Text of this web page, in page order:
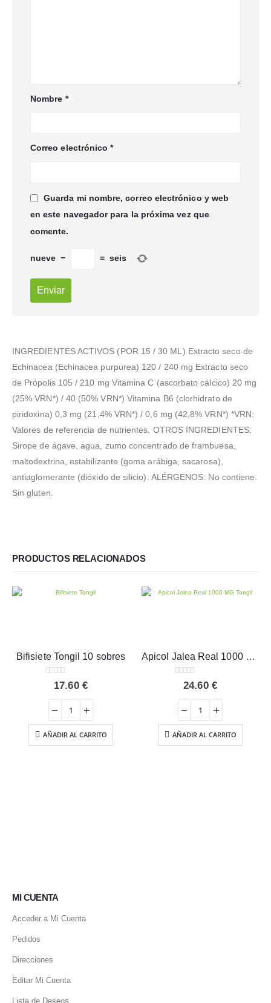
Nombre *
Correo electrónico*
Guarda mi nombre, correo electrónico y web
en este navegador para la próxima vez que
comente.
nueve − = seis
INGREDIENTES ACTIVOS (POR 15 / 30 ML) Extracto seco de
Echinacea (Echinacea purpurea) 120 / 240 mg Extracto seco
de Própolis 105 / 210 mg Vitamina C (ascorbato cálcico) 20 mg
(25% VRN*) / 40 (50% VRN*) Vitamina B6 (clorhidrato de
piridoxina) 0,3 mg (21,4% VRN*) / 0,6 mg (42,8% VRN*) *VRN:
Valores de referencia de nutrientes. OTROS INGREDIENTES:
Sirope de ágave, agua, zumo concentrado de frambuesa,
maltodextrina, estabilizante (goma arábiga, sacarosa),
antiaglomerante (dióxido de silicio). ALÉRGENOS: No contiene.
Sin gluten.
PRODUCTOS RELACIONADOS
Bifisiete Tongil 10 sobres
out of 5
17.60 €
AÑADIR AL CARRITO
Apicol Jalea Real 1000 MG Tongil 20 viales
out of 5
24.60 €
AÑADIR AL CARRITO
MI CUENTA
Acceder a Mi Cuenta
Pedidos
Direcciones
Editar Mi Cuenta
Lista de Deseos